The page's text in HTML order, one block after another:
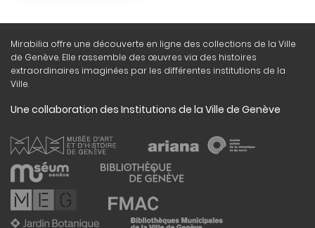
Mirabilia offre une découverte en ligne des collections de la Ville
de Genève. Elle rassemble des œuvres via des histoires
extraordinaires imaginées par les différentes institutions de la
Ville.
Une collaboration des Institutions de la Ville de Genève